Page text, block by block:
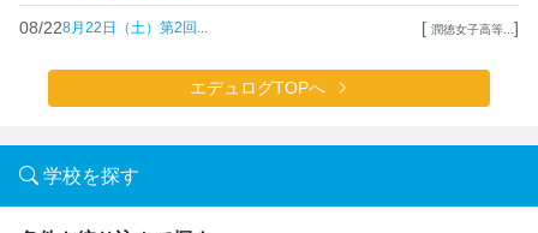
08/228月22日（土）第2回... [ 潤徳女子高等... ]
エデュログTOPへ
学校を探す